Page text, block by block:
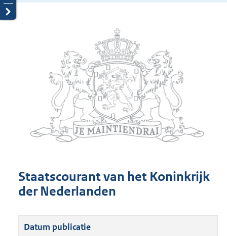
Staatscourant van het Koninkrijk
der Nederlanden